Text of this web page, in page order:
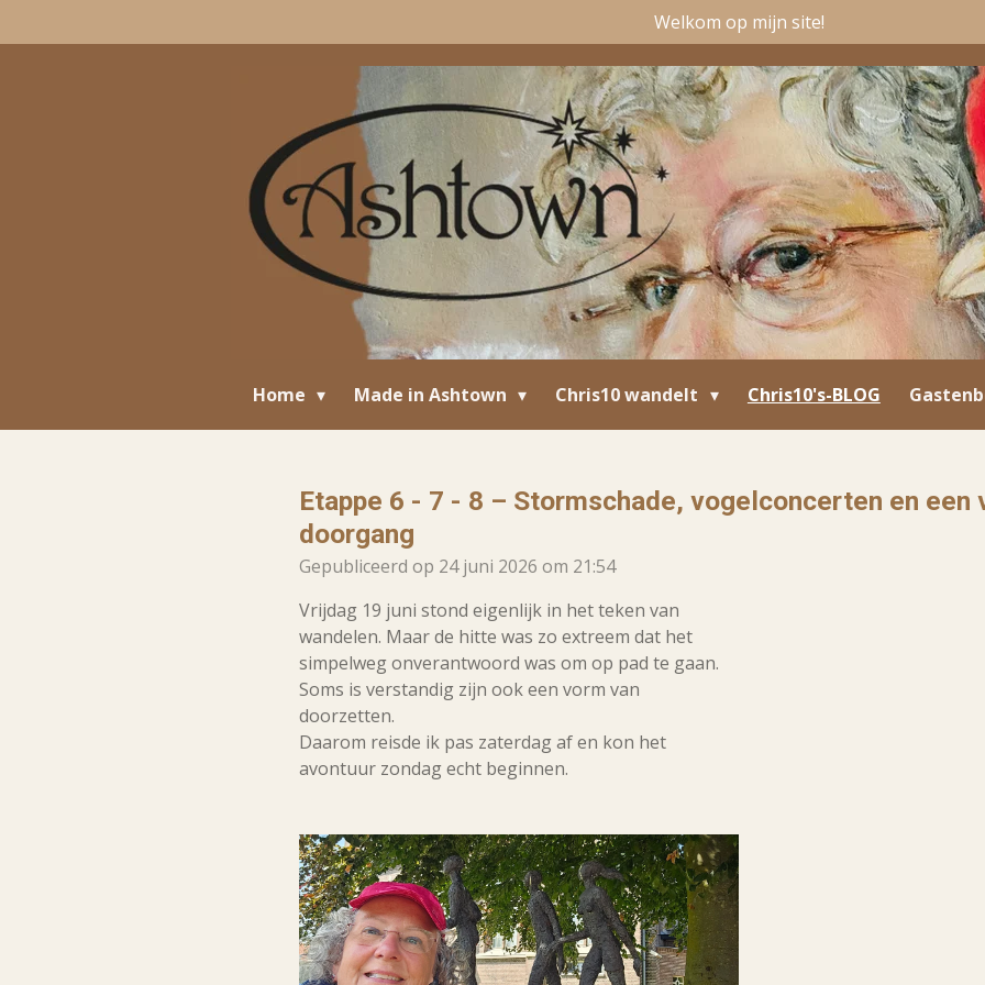
direct
Welkom op mijn site!
Home Made in Ashtown Chris10 wandelt Chris10's-BLOG
Etappe 6 - 7 - 8 – Stormschade, vogelconcerten en een
doorgang
Gepubliceerd op 24 juni 2026 om 21:54
Vrijdag 19 juni stond eigenlijk in het teken van
wandelen. Maar de hitte was zo extreem dat het
simpelweg onverantwoord was om op pad te gaan.
Soms is verstandig zijn ook een vorm van
doorzetten.
Daarom reisde ik pas zaterdag af en kon het
avontuur zondag echt beginnen.